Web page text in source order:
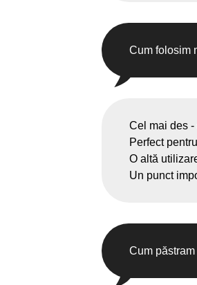
Cum folosim
Cel mai des
Perfect
O altă
Un punct
Cum